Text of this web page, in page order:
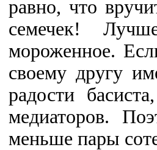
равно, что
семечек!
мороженное.
своему другу
радости
медиаторов.
меньше пары